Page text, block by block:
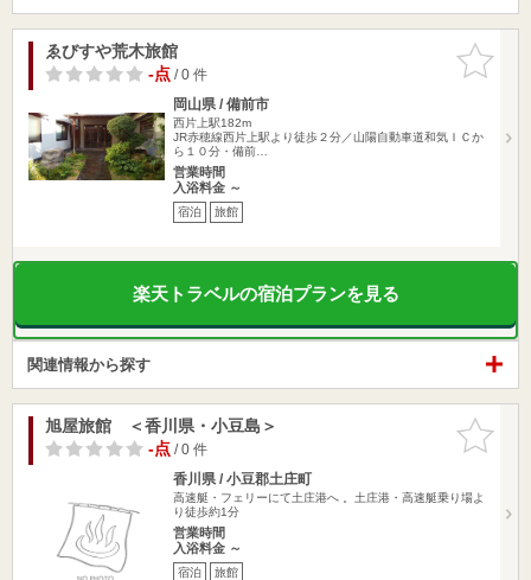
お気に入
りに追加
ゑびすや荒木旅館
-点/ 0 件
岡山県 / 備前市
西片上駅182m
JR赤穂線西片上駅より徒歩２分／山陽自動車道和気ＩＣか
ら１０分・備前…
営業時間
入浴料金 ～
宿泊 旅館
楽天トラベルの宿泊プランを見る
関連情報から探す
お気に入
りに追加
旭屋旅館 ＜香川県・小豆島＞
-点/ 0 件
香川県 / 小豆郡土庄町
高速艇・フェリーにて土庄港へ 。土庄港・高速艇乗り場よ
り徒歩約1分
営業時間
入浴料金 ～
宿泊 旅館